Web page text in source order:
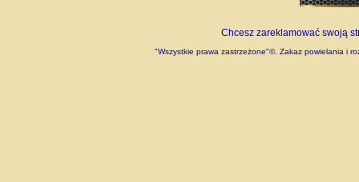
Chcesz zareklamować swoją
"Wszystkie prawa zastrzeżone"©. Zakaz powielania i